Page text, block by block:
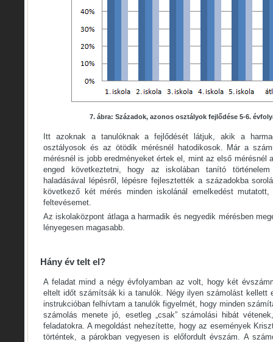
7. ábra: Századok, azonos osztályok fejlődése 5-6.
Itt azoknak a tanulóknak a fejlődését látjuk, akik a
osztályosok és az ötödik mérésnél hatodikosok. Már a
mérésnél is jobb eredményeket értek el, mint az első mérésnél
enged következtetni, hogy az iskolában tanító
haladásával lépésről, lépésre fejlesztették a századokba
következő két mérés minden iskolánál emelkedést
feltevésemet.
Az iskolaközpont átlaga a harmadik és negyedik mérésben
lényegesen magasabb.
Hány év telt el?
A feladat mind a négy évfolyamban az volt, hogy két
eltelt időt számítsák ki a tanulók. Négy ilyen számolást kellett
instrukcióban felhívtam a tanulók figyelmét, hogy minden
számolás menete jó, esetleg „csak” számolási hibát
feladatokra. A megoldást nehezítette, hogy az események
történtek, a párokban vegyesen is előfordult évszám. A